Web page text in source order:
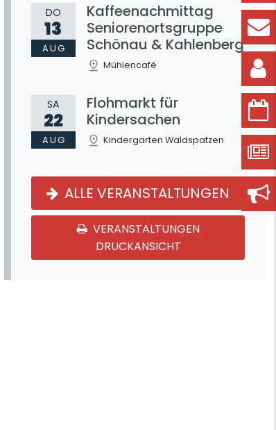
DO
13
AUG
Kaffeenachmittag
Seniorenortsgruppe
Schönau & Kahlenberg
Mühlencafé
SA
22
AUG
Flohmarkt für
Kindersachen
Kindergarten Waldspatzen
ALLE VERANSTALTUNGEN
VERANSTALTUNGEN
DRUCKANSICHT